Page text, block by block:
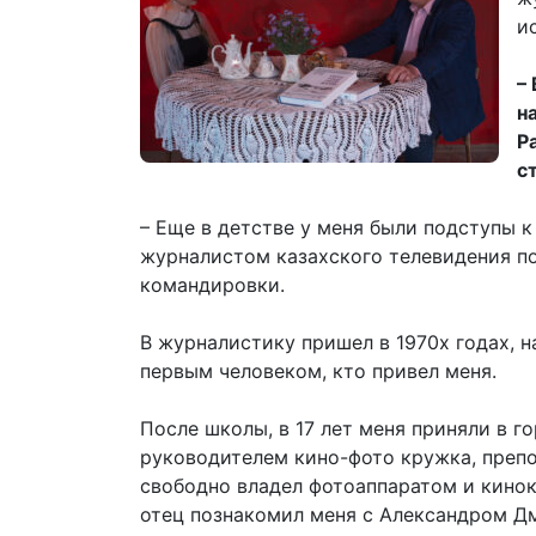
–
– Еще в детстве у меня были подступы
журналистом казахского телевидения
командировки.
В журналистику пришел в 1970х годах,
первым человеком, кто привел меня.
После школы, в 17 лет меня приняли в
руководителем кино-фото кружка,
свободно владел фотоаппаратом и
отец познакомил меня с Александром